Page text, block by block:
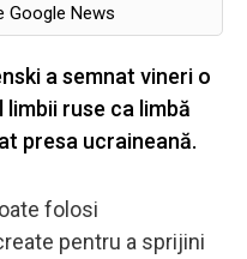
Google News
a semnat vineri o
ruse ca limbă
presa ucraineană.
folosi
pentru a sprijini